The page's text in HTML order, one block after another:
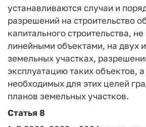
устанавливаются случаи и
разрешений на строительство
капитального строительства,
линейными объектами, на двух
земельных участках,
эксплуатацию таких объектов,
необходимых для этих целей
планов земельных участков.
Статья 8